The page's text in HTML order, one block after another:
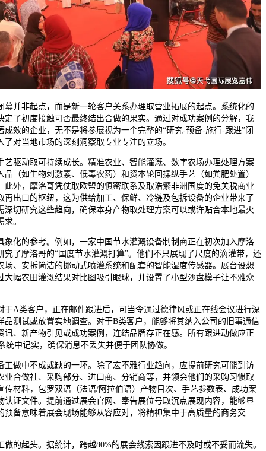
非起点，而是新一轮客户关系办理取营业拓展的起点。系统化的
定了初度接触可否最终结出合做的果实。通过对成功案例的分解，我
成效的企业，无不是将参展视为一个完整的“研究-预备-施行-跟进”闭
对当地市场的深刻洞察取专业专注的立场。
动取可持续成长。精准农业、智能灌溉、数字农场办理处理方案
（如生物刺激素、低毒农药）和资本轮回操纵手艺（如粪肥处置）
此外，摩洛哥凭仗取欧盟的慎密联系及取浩繁非洲国度的免关税商业
再出口的枢纽，这为供给加工、保鲜、冷链及包拆设备的企业带来了
深切研究这些趋向，确保本身产物取处理方案可以或许贴合本地最火
。
的参考。例如，一家中国节水灌溉设备制制商正在初次加入摩洛
究了摩洛哥的“国度节水灌溉打算”。他们不只展现了尺度的滴灌带，还
场、安拆简洁的挪动式喷灌系统和配套的智能湿度传感器。展台设想
大幅农田灌溉结果对比图吸引眼球，并设置了小型沙盘模子让不雅众
类客户，正在邮件跟进后，可当令通过德律风或正在线会议进行深
品测试或放置实地调查。对于B类客户，能够将其纳入公司的旧事通信
讯、新产物引见或成功案例，连结品牌存正在感。所有跟进动做应正
统中记实，确保消息不丢失并便于团队协做。
中不成或缺的一环。除了宏不雅行业趋向，应提前研究可能到访
业合做社、采购部分、进口商、分销商等，并领会他们的采购习惯取
传材料，包罗双语（法语/阿拉伯语）产物目次、手艺参数表、成功案
认证文件。提前通过展会官网、奉告展位号取沉点展现内容，能够显
预备意味着展会现场能够从容应对，将精神集中于高质量的商务交
起头。据统计，跨越80%的展会线索因跟进不及时或不妥而流失。